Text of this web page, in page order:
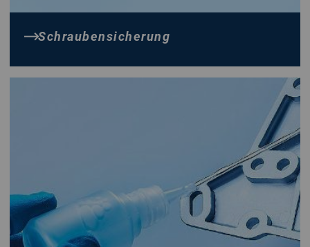
Schraubensicherung